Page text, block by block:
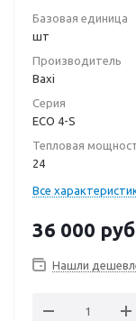
Базовая единица
шт
Производитель
Baxi
Серия
ECO 4-S
Тепловая
24
Все
36 000
Нашли